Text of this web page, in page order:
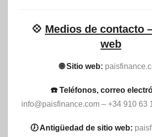
💠 Medios de contacto
web
🌐 Sitio web:
☎️ Teléfonos, correo
info@paisfinance.com – +34 910 63
🕖 Antigüedad de sitio web: